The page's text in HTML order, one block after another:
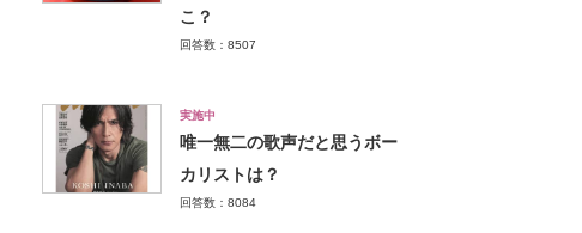
こ？
回答数：8507
実施中
唯一無二の歌声だと思うボー
カリストは？
回答数：8084